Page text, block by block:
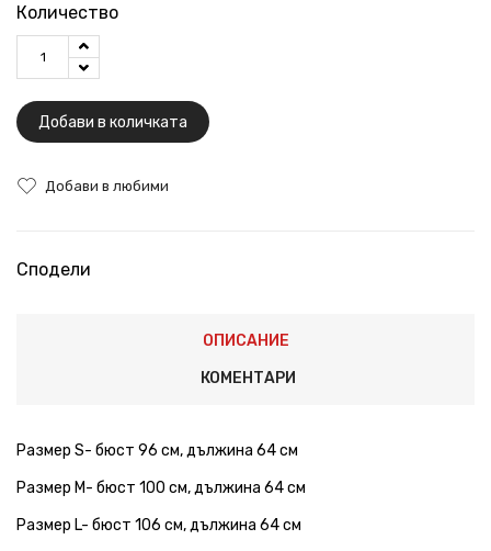
Количество
Добави в количката
Добави в любими
Сподели
ОПИСАНИЕ
КОМЕНТАРИ
Размер S- бюст 96 см, дължина 64 см
Размер M- бюст 100 см, дължина 64 см
Размер L- бюст 106 см, дължина 64 см